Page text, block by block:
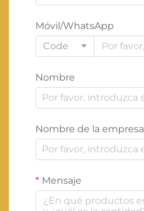
Móvil/WhatsApp
Code
Nombre
Nombre de la empresa
Mensaje